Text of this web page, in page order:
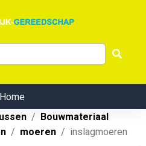
Home
Bouwmateriaal
moeren inslagmoeren